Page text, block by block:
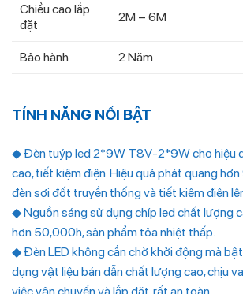
Chiều cao lắp
đặt
2M – 6M
Bảo hành 2 Năm
TÍNH NĂNG NỔI BẬT
◆ Đèn tuýp led 2*9W T8V-2*9W cho hiệu
cao, tiết kiệm điện. Hiệu quả phát quang
đèn sợi đốt truyền thống và tiết kiệm điện
◆ Nguồn sáng sử dụng chíp led chất lượng
hơn 50,000h, sản phẩm tỏa nhiệt thấp.
◆ Đèn LED không cần chờ khởi động mà
dụng vật liệu bán dẫn chất lượng cao, chịu